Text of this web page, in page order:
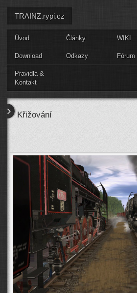
TRAINZ.rypi.cz
Úvod Články WIKI
Download Odkazy Fórum
Pravidla &
Kontakt
Křižování